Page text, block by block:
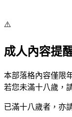
⚠️
成人內容提
本部落格內容僅限
若您未滿十八歲，
已滿十八歲者，亦